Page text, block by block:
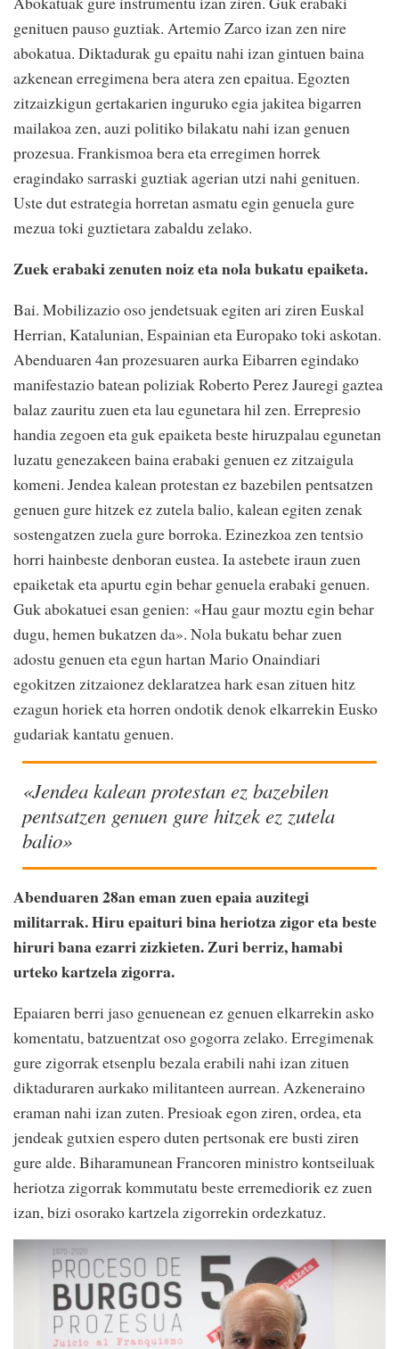
genituen pauso guztiak. Artemio Zarco izan zen nire
abokatua. Diktadurak gu epaitu nahi izan gintuen baina
azkenean erregimena bera atera zen epaitua. Egozten
zitzaizkigun gertakarien inguruko egia jakitea bigarren
mailakoa zen, auzi politiko bilakatu nahi izan genuen
prozesua. Frankismoa bera eta erregimen horrek
eragindako sarraski guztiak agerian utzi nahi genituen.
Uste dut estrategia horretan asmatu egin genuela gure
mezua toki guztietara zabaldu zelako.
Zuek erabaki zenuten noiz eta nola bukatu epaiketa.
Bai. Mobilizazio oso jendetsuak egiten ari ziren Euskal
Herrian, Katalunian, Espainian eta Europako toki askotan.
Abenduaren 4an prozesuaren aurka Eibarren egindako
manifestazio batean poliziak Roberto Perez Jauregi gaztea
balaz zauritu zuen eta lau egunetara hil zen. Errepresio
handia zegoen eta guk epaiketa beste hiruzpalau egunetan
luzatu genezakeen baina erabaki genuen ez zitzaigula
komeni. Jendea kalean protestan ez bazebilen pentsatzen
genuen gure hitzek ez zutela balio, kalean egiten zenak
sostengatzen zuela gure borroka. Ezinezkoa zen tentsio
horri hainbeste denboran eustea. Ia astebete iraun zuen
epaiketak eta apurtu egin behar genuela erabaki genuen.
Guk abokatuei esan genien: «Hau gaur moztu egin behar
dugu, hemen bukatzen da». Nola bukatu behar zuen
adostu genuen eta egun hartan Mario Onaindiari
egokitzen zitzaionez deklaratzea hark esan zituen hitz
ezagun horiek eta horren ondotik denok elkarrekin Eusko
gudariak kantatu genuen.
«Jendea kalean protestan ez bazebilen
pentsatzen genuen gure hitzek ez zutela
balio»
Abenduaren 28an eman zuen epaia auzitegi
militarrak. Hiru epaituri bina heriotza zigor eta beste
hiruri bana ezarri zizkieten. Zuri berriz, hamabi
urteko kartzela zigorra.
Epaiaren berri jaso genuenean ez genuen elkarrekin asko
komentatu, batzuentzat oso gogorra zelako. Erregimenak
gure zigorrak etsenplu bezala erabili nahi izan zituen
diktaduraren aurkako militanteen aurrean. Azkeneraino
eraman nahi izan zuten. Presioak egon ziren, ordea, eta
jendeak gutxien espero duten pertsonak ere busti ziren
gure alde. Biharamunean Francoren ministro kontseiluak
heriotza zigorrak kommutatu beste erremediorik ez zuen
izan, bizi osorako kartzela zigorrekin ordezkatuz.